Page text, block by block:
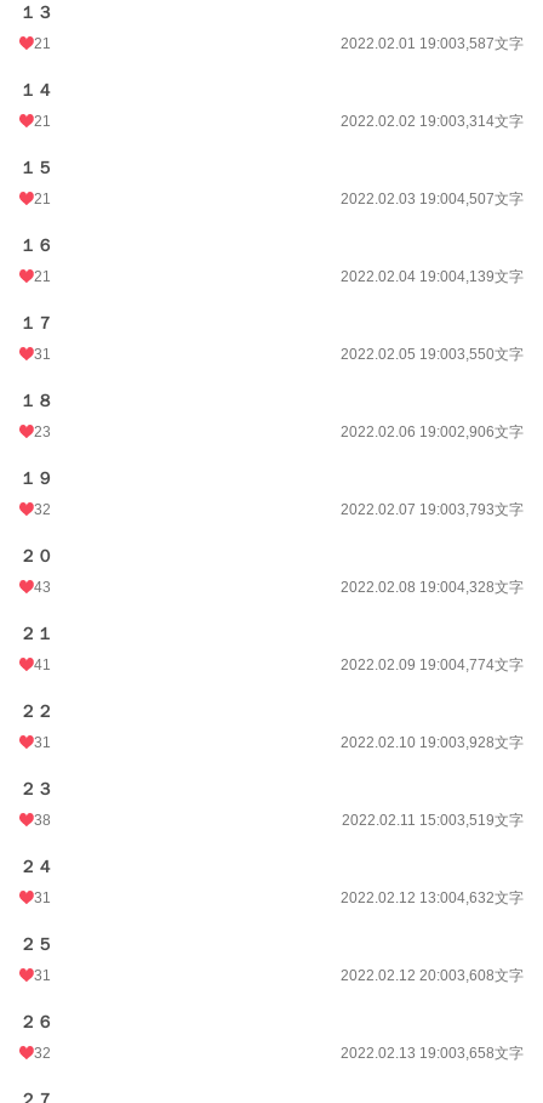
１３
21 2022.02.01 19:003,587文字
１４
21 2022.02.02 19:003,314文字
１５
21 2022.02.03 19:004,507文字
１６
21 2022.02.04 19:004,139文字
１７
31 2022.02.05 19:003,550文字
１８
23 2022.02.06 19:002,906文字
１９
32 2022.02.07 19:003,793文字
２０
43 2022.02.08 19:004,328文字
２１
41 2022.02.09 19:004,774文字
２２
31 2022.02.10 19:003,928文字
２３
38 2022.02.11 15:003,519文字
２４
31 2022.02.12 13:004,632文字
２５
31 2022.02.12 20:003,608文字
２６
32 2022.02.13 19:003,658文字